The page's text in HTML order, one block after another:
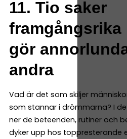
11. Tio saker
framgångsrika
gör
andra
Vad är det som skiljer
som stannar i drömmarna? I
ner de beteenden, rutiner och
dyker upp hos toppresterande